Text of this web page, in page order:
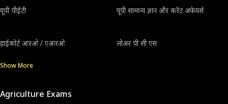
यूपी पीईटी यूपी सामान्य ज्ञान और करेंट अफेयर्स
हाईकोर्ट आरओ / एआरओ लोअर पी सी एस
Show More
Agriculture Exams